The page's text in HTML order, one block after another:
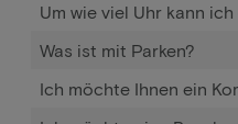
Um wie viel Uhr kann
Was ist mit Parken?
Ich möchte Ihnen ein